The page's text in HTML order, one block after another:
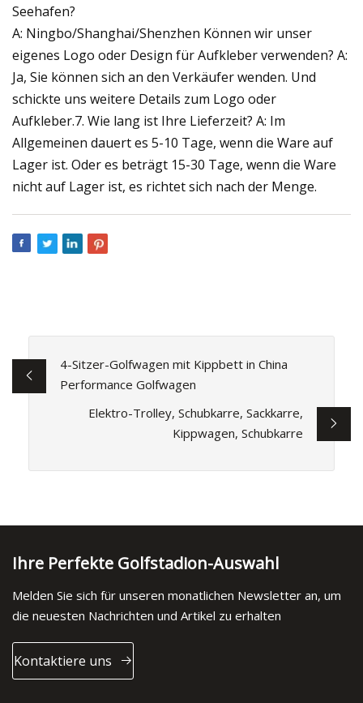
Seehafen?
A: Ningbo/Shanghai/Shenzhen Können wir unser
eigenes Logo oder Design für Aufkleber verwenden? A:
Ja, Sie können sich an den Verkäufer wenden. Und
schickte uns weitere Details zum Logo oder
Aufkleber.7. Wie lang ist Ihre Lieferzeit? A: Im
Allgemeinen dauert es 5-10 Tage, wenn die Ware auf
Lager ist. Oder es beträgt 15-30 Tage, wenn die Ware
nicht auf Lager ist, es richtet sich nach der Menge.
4-Sitzer-Golfwagen mit Kippbett in China
Performance Golfwagen
Elektro-Trolley, Schubkarre, Sackkarre,
Kippwagen, Schubkarre
Ihre Perfekte Golfstadion-Auswahl
Melden Sie sich für unseren monatlichen Newsletter an, um
die neuesten Nachrichten und Artikel zu erhalten
Kontaktiere uns